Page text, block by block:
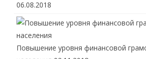
06.08.2018
Повышение уровня финансовой